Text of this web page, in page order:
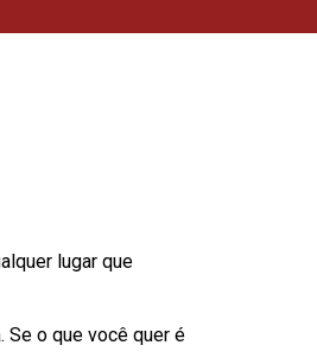
lugar que
o que você quer é